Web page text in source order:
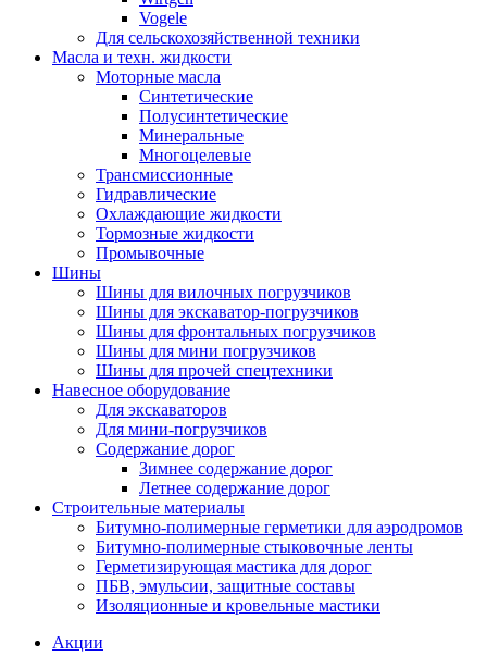
Vogele
Для сельскохозяйственной техники
Масла и техн. жидкости
Моторные масла
Синтетические
Полусинтетические
Минеральные
Многоцелевые
Трансмиссионные
Гидравлические
Охлаждающие жидкости
Тормозные жидкости
Промывочные
Шины
Шины для вилочных погрузчиков
Шины для экскаватор-погрузчиков
Шины для фронтальных погрузчиков
Шины для мини погрузчиков
Шины для прочей спецтехники
Навесное оборудование
Для экскаваторов
Для мини-погрузчиков
Содержание дорог
Зимнее содержание дорог
Летнее содержание дорог
Строительные материалы
Битумно-полимерные герметики для аэродромов
Битумно-полимерные стыковочные ленты
Герметизирующая мастика для дорог
ПБВ, эмульсии, защитные составы
Изоляционные и кровельные мастики
Акции